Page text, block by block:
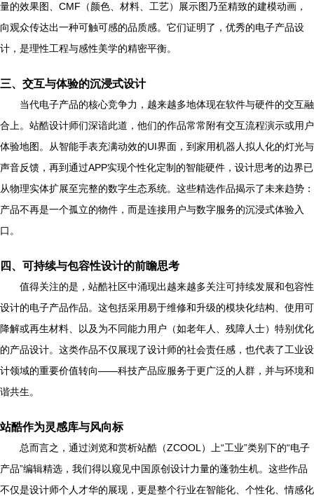
量的效果图、CMF（颜色、材料、工艺）展示图乃至精致的建模动画，
向观众传达出一种可触可感的品质感。它们证明了，优秀的电子产品设
计，是理性工程与感性美学的精密平衡。
三、交互与体验的沉浸式设计
当代电子产品的核心竞争力，越来越多地体现在软件与硬件的交互融
合上。站酷设计师们深谙此道，他们的作品常常附有交互流程演示或用户
体验地图。从智能手表充满动效的UI界面，到家用机器人拟人化的灯光与
声音反馈，再到通过APP实现个性化定制的智能硬件，设计思考的边界已
从物理实体扩展至完整的数字生态系统。这些精选作品揭示了未来趋势：
产品不再是一个孤立的物件，而是连接用户与数字服务的沉浸式体验入
口。
四、可持续与包容性设计的前瞻思考
值得关注的是，站酷社区中涌现出越来越多关注可持续发展和包容性
设计的电子产品作品。这包括采用易于维修和升级的模块化结构、使用可
降解或再生材料、以及为不同能力用户（如老年人、残障人士）特别优化
的产品设计。这类作品不仅展现了设计师的社会责任感，也代表了工业设
计领域的重要价值转向——科技产品应服务于更广泛的人群，并与环境和
谐共生。
站酷作为灵感库与风向标
总而言之，通过浏览和赏析站酷（ZCOOL）上“工业”类别下的“电子
产品”编辑精选，我们得以窥见中国原创设计力量的蓬勃生机。这些作品
不仅是设计师个人才华的展现，更是整个行业在智能化、个性化、情感化